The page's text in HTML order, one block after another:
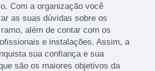
Com a organização você
as suas dúvidas sobre os
além de contar com os
e instalações. Assim, a
sua confiança e sua
são os maiores objetivos da